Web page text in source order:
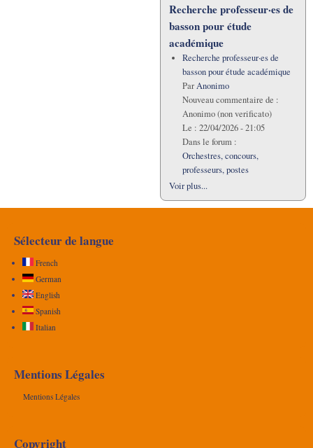
Recherche professeur·es de
basson pour étude
académique
Recherche professeur·es de
basson pour étude académique
ParAnonimo
Nouveau commentaire de :
Anonimo (non verificato)
Le : 22/04/2026 - 21:05
Dans le forum :
Orchestres, concours,
professeurs, postes
Voir plus...
Sélecteur de langue
French
German
English
Spanish
Italian
Mentions Légales
Mentions Légales
Copyright